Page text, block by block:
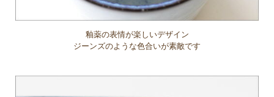
釉薬の表情が楽しいデザイン
ジーンズのような色合いが素敵です